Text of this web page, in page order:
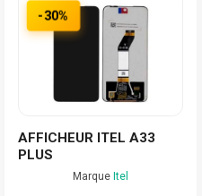
-30%
AFFICHEUR ITEL A33
PLUS
Marque Itel